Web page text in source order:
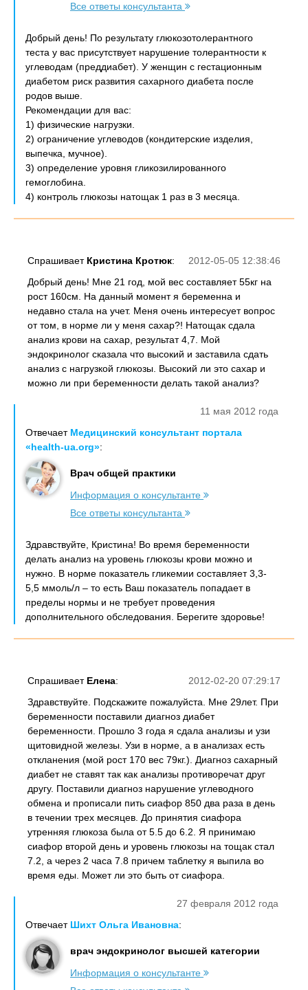
Все ответы консультанта
Добрый день! По результату глюкозотолерантного
теста у вас присутствует нарушение толерантности к
углеводам (преддиабет). У женщин с гестационным
диабетом риск развития сахарного диабета после
родов выше.
Рекомендации для вас:
1) физические нагрузки.
2) ограничение углеводов (кондитерские изделия,
выпечка, мучное).
3) определение уровня гликозилированного
гемоглобина.
4) контроль глюкозы натощак 1 раз в 3 месяца.
2012-05-05 12:38:46
Спрашивает Кристина Кротюк:
Добрый день! Мне 21 год, мой вес составляет 55кг на
рост 160см. На данный момент я беременна и
недавно стала на учет. Меня очень интересует вопрос
от том, в норме ли у меня сахар?! Натощак сдала
анализ крови на сахар, результат 4,7. Мой
эндокринолог сказала что высокий и заставила сдать
анализ с нагрузкой глюкозы. Высокий ли это сахар и
можно ли при беременности делать такой анализ?
11 мая 2012 года
Отвечает Медицинский консультант портала
«health-ua.org»:
Врач общей практики
Информация о консультанте
Все ответы консультанта
Здравствуйте, Кристина! Во время беременности
делать анализ на уровень глюкозы крови можно и
нужно. В норме показатель гликемии составляет 3,3-
5,5 ммоль/л – то есть Ваш показатель попадает в
пределы нормы и не требует проведения
дополнительного обследования. Берегите здоровье!
2012-02-20 07:29:17
Спрашивает Eлена:
Здравствуйте. Подскажите пожалуйста. Мне 29лет. При
беременности поставили диагноз диабет
беременности. Прошло 3 года я сдала анализы и узи
щитовидной железы. Узи в норме, а в анализах есть
откланения (мой рост 170 вес 79кг.). Диагноз сахарный
диабет не ставят так как анализы противоречат друг
другу. Поставили диагноз нарушение углеводного
обмена и прописали пить сиафор 850 два раза в день
в течении трех месяцев. До принятия сиафора
утренняя глюкоза была от 5.5 до 6.2. Я принимаю
сиафор второй день и уровень глюкозы на тощак стал
7.2, а через 2 часа 7.8 причем таблетку я выпила во
время еды. Может ли это быть от сиафора.
27 февраля 2012 года
Отвечает Шихт Ольга Ивановна:
врач эндокринолог высшей категории
Информация о консультанте